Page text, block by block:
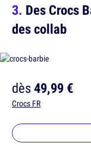
Des Crocs
des collab
dès49,99 €
Crocs FR